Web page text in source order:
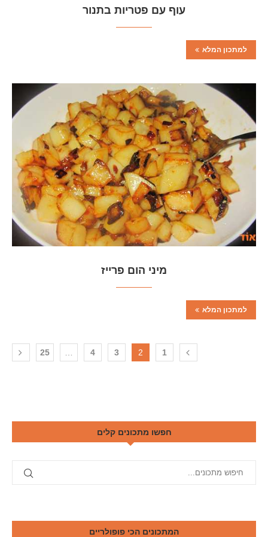
עוף עם פטריות בתנור
למתכון המלא
מיני הום פרייז
למתכון המלא
1
2
3
4
25
חפשו מתכונים קלים
המתכונים הכי פופולריים